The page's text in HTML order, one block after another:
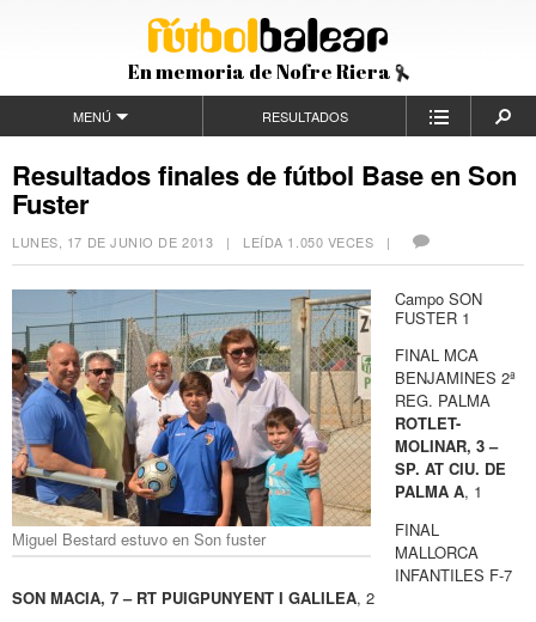
En memoria de Nofre Riera
MENÚ RESULTADOS
Resultados finales de fútbol Base en Son
Fuster
LUNES, 17 DE JUNIO DE 2013 | LEÍDA 1.050 VECES |
Miguel Bestard estuvo en Son fuster
Campo SON
FUSTER 1
FINAL MCA
BENJAMINES 2ª
REG. PALMA
ROTLET-
MOLINAR, 3 –
SP. AT CIU. DE
PALMA A, 1
FINAL
MALLORCA
INFANTILES F-7
SON MACIA, 7 – RT PUIGPUNYENT I GALILEA, 2